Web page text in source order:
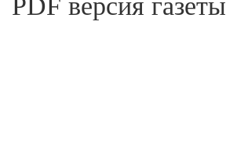
PDF версия газеты